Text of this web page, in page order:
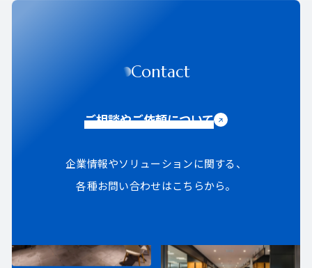
Contact
ご相談やご依頼について
企業情報やソリューションに関する、
各種お問い合わせはこちらから。